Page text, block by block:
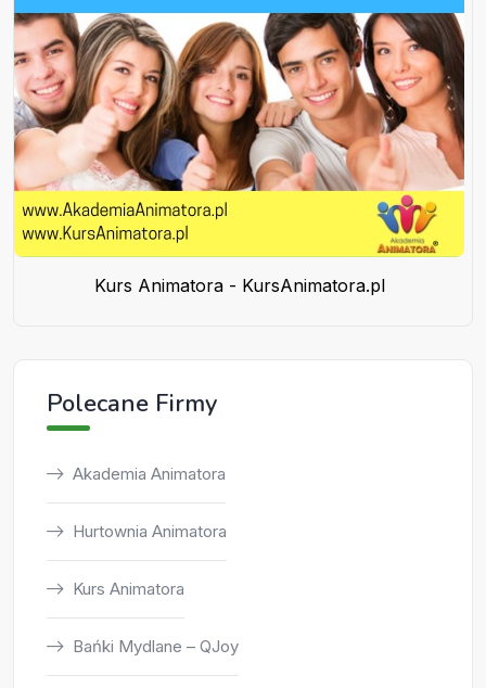
Kurs Animatora - KursAnimatora.pl
Polecane Firmy
Akademia Animatora
Hurtownia Animatora
Kurs Animatora
Bańki Mydlane – QJoy